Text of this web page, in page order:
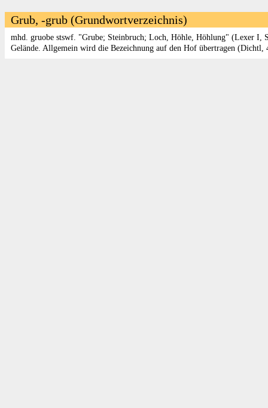
Grub, -grub (Grundwortverzeichnis)
mhd. gruobe stswf. "Grube; Steinbruch; Loch, Höhle, Höhlung" (Lexer I,
Gelände. Allgemein wird die Bezeichnung auf den Hof übertragen (Dichtl,